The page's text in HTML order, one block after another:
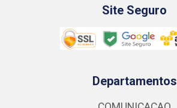
Site Seguro
Departamentos